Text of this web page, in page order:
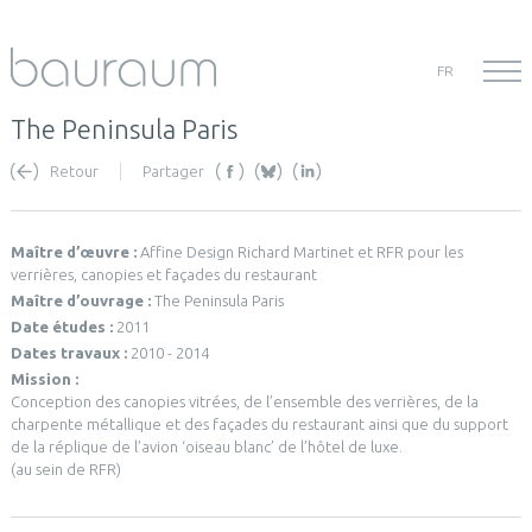
FR
The Peninsula Paris
Retour Partager
Maître d’œuvre : Affine Design Richard Martinet et RFR pour les
verrières, canopies et façades du restaurant
Maître d’ouvrage : The Peninsula Paris
Date études : 2011
Dates travaux : 2010 - 2014
Mission :
Conception des canopies vitrées, de l’ensemble des verrières, de la
charpente métallique et des façades du restaurant ainsi que du support
de la réplique de l’avion ‘oiseau blanc’ de l’hôtel de luxe.
(au sein de RFR)